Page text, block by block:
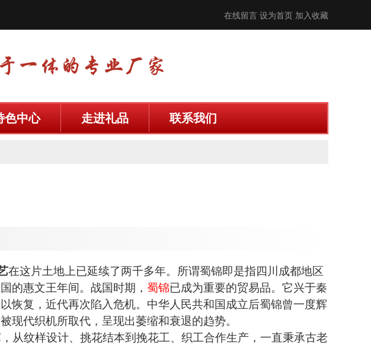
在线留言 设为首页 加入收藏
色中心 走进礼品 联系我们
在这片土地上已延续了两千多年。所谓蜀锦即是指四川成都地区
的惠文王年间。战国时期， 蜀锦已成为重要的贸易品。它兴于秦
恢复，近代再次陷入危机。中华人民共和国成立后蜀锦曾一度辉
现代织机所取代，呈现出萎缩和衰退的趋势。
从纹样设计、挑花结本到挽花工、织工合作生产，一直秉承古老